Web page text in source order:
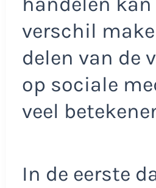
verschil
delen van de
op sociale
veel
In de eerste